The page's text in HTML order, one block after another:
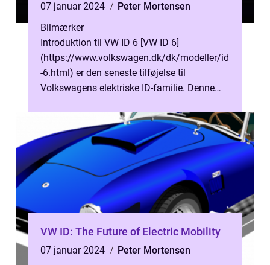
07 januar 2024
Peter Mortensen
Bilmærker
Introduktion til VW ID 6 [VW ID 6]
(https://www.volkswagen.dk/dk/modeller/id
-6.html) er den seneste tilføjelse til
Volkswagens elektriske ID-familie. Denne
VW ID: The Future of Electric Mobility
07 januar 2024
Peter Mortensen